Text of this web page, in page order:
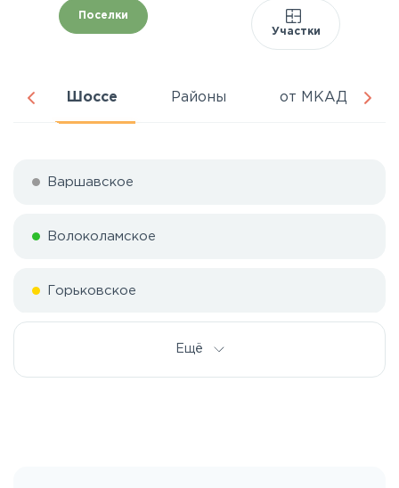
Поселки
Участки
Шоссе Районы от МКАД
Варшавское
Волоколамское
Горьковское
Ещё